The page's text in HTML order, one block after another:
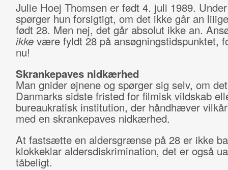
Julie Hoej Thomsen er født 4. juli 1989.
spørger hun forsigtigt, om det ikke går an
født 28. Men nej, det går absolut ikke an.
ikke være fyldt 28 på ansøgningstidspunktet,
nu!
Skrankepaves nidkærhed
Man gnider øjnene og spørger sig selv, om
Danmarks sidste fristed for filmisk vildskab
bureaukratisk institution, der håndhæver
med en skrankepaves nidkærhed.
At fastsætte en aldersgrænse på 28 er ikke
klokkeklar aldersdiskrimination, det er også
tåbeligt.